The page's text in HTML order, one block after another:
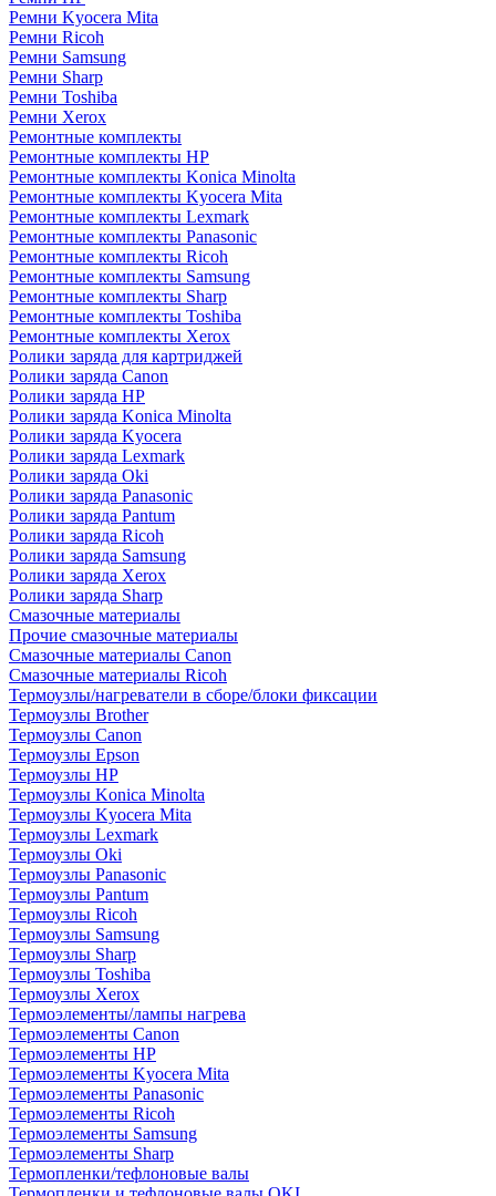
Ремни Kyocera Mita
Ремни Ricoh
Ремни Samsung
Ремни Sharp
Ремни Toshiba
Ремни Xerox
Ремонтные комплекты
Ремонтные комплекты HP
Ремонтные комплекты Konica Minolta
Ремонтные комплекты Kyocera Mita
Ремонтные комплекты Lexmark
Ремонтные комплекты Panasonic
Ремонтные комплекты Ricoh
Ремонтные комплекты Samsung
Ремонтные комплекты Sharp
Ремонтные комплекты Toshiba
Ремонтные комплекты Xerox
Ролики заряда для картриджей
Ролики заряда Canon
Ролики заряда HP
Ролики заряда Konica Minolta
Ролики заряда Kyocera
Ролики заряда Lexmark
Ролики заряда Oki
Ролики заряда Panasonic
Ролики заряда Pantum
Ролики заряда Ricoh
Ролики заряда Samsung
Ролики заряда Xerox
Ролики заряда Sharp
Смазочные материалы
Прочие смазочные материалы
Смазочные материалы Canon
Смазочные материалы Ricoh
Термоузлы/нагреватели в сборе/блоки фиксации
Термоузлы Brother
Термоузлы Canon
Термоузлы Epson
Термоузлы HP
Термоузлы Konica Minolta
Термоузлы Kyocera Mita
Термоузлы Lexmark
Термоузлы Oki
Термоузлы Panasonic
Термоузлы Pantum
Термоузлы Ricoh
Термоузлы Samsung
Термоузлы Sharp
Термоузлы Toshiba
Термоузлы Xerox
Термоэлементы/лампы нагрева
Термоэлементы Canon
Термоэлементы HP
Термоэлементы Kyocera Mita
Термоэлементы Panasonic
Термоэлементы Ricoh
Термоэлементы Samsung
Термоэлементы Sharp
Термопленки/тефлоновые валы